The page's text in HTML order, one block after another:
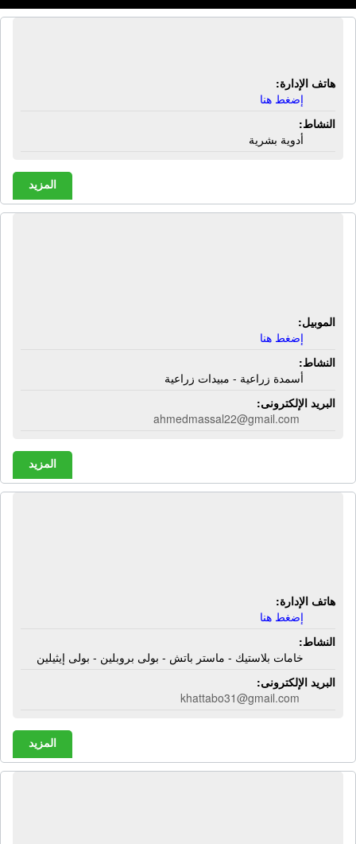
هاتف الإدارة:
إضغط هنا
النشاط:
أدوية بشرية
المزيد
الموبيل:
إضغط هنا
النشاط:
أسمدة زراعية - مبيدات زراعية
البريد الإلكترونى:
ahmedmassal22@gmail.com
المزيد
هاتف الإدارة:
إضغط هنا
النشاط:
خامات بلاستيك - ماستر باتش - بولى بروبلين - بولى إيثيلين
البريد الإلكترونى:
khattabo31@gmail.com
المزيد